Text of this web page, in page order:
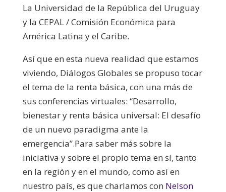
La Universidad de la República del Uruguay
y la CEPAL / Comisión Económica para
América Latina y el Caribe.
Así que en esta nueva realidad que estamos
viviendo, Diálogos Globales se propuso tocar
el tema de la renta básica, con una más de
sus conferencias virtuales: “Desarrollo,
bienestar y renta básica universal: El desafío
de un nuevo paradigma ante la
emergencia”.Para saber más sobre la
iniciativa y sobre el propio tema en sí, tanto
en la región y en el mundo, como así en
nuestro país, es que charlamos con Nelson